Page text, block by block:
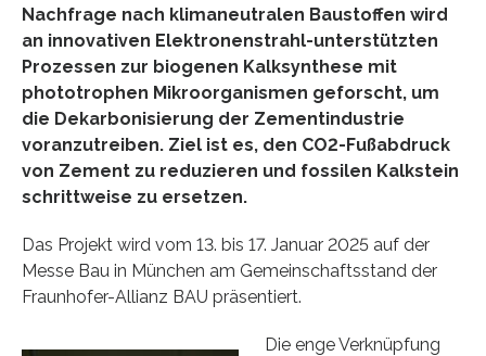
Nachfrage nach klimaneutralen Baustoffen wird
an innovativen Elektronenstrahl-unterstützten
Prozessen zur biogenen Kalksynthese mit
phototrophen Mikroorganismen geforscht, um
die Dekarbonisierung der Zementindustrie
voranzutreiben. Ziel ist es, den CO2-Fußabdruck
von Zement zu reduzieren und fossilen Kalkstein
schrittweise zu ersetzen.
Das Projekt wird vom 13. bis 17. Januar 2025 auf der
Messe Bau in München am Gemeinschaftsstand der
Fraunhofer-Allianz BAU präsentiert.
Die enge Verknüpfung